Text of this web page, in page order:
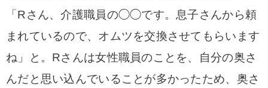
「Rさん、介護職員の◯◯です。息子さんから頼
まれているので、オムツを交換させてもらいます
ね」と。 Rさんは女性職員のことを、自分の奥さ
んだと思い込んでいることが多かったため、 奥さ